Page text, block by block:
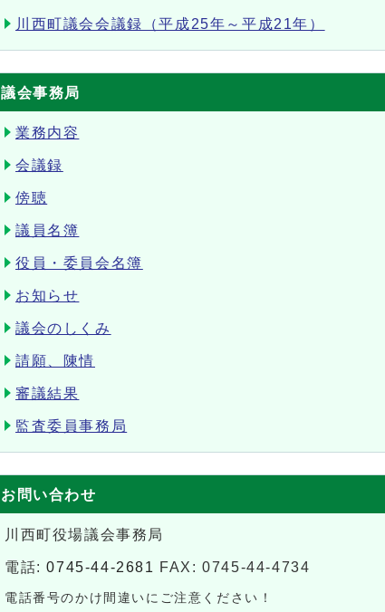
川西町議会会議録（平成25年～平成21年）
議会事務局
業務内容
会議録
傍聴
議員名簿
役員・委員会名簿
お知らせ
議会のしくみ
請願、陳情
審議結果
監査委員事務局
お問い合わせ
川西町役場議会事務局
電話:0745-44-2681 FAX: 0745-44-4734
電話番号のかけ間違いにご注意ください！